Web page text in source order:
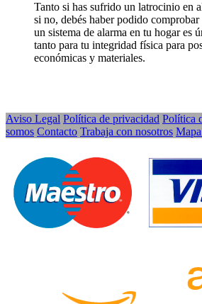
Tanto si has sufrido un latrocinio en
si no, debés haber podido
un sistema de alarma en tu hogar es
tanto para tu integridad física para
económicas y materiales.
Aviso Legal Política de privacidad Política
somos Contacto Trabaja con nosotros